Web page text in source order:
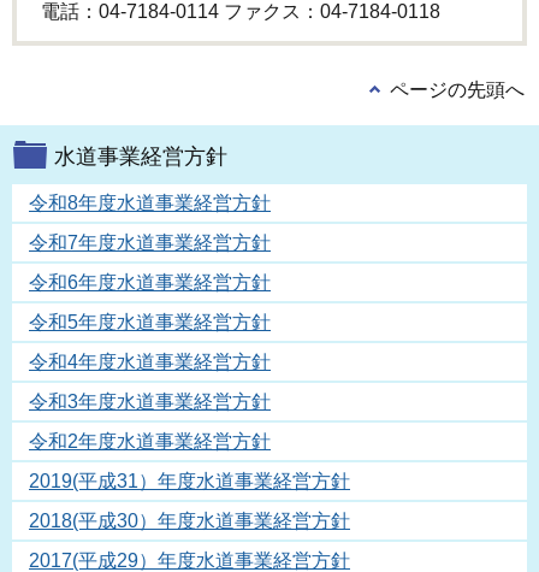
電話：04-7184-0114 ファクス：04-7184-0118
ページの先頭へ
水道事業経営方針
令和8年度水道事業経営方針
令和7年度水道事業経営方針
令和6年度水道事業経営方針
令和5年度水道事業経営方針
令和4年度水道事業経営方針
令和3年度水道事業経営方針
令和2年度水道事業経営方針
2019(平成31）年度水道事業経営方針
2018(平成30）年度水道事業経営方針
2017(平成29）年度水道事業経営方針